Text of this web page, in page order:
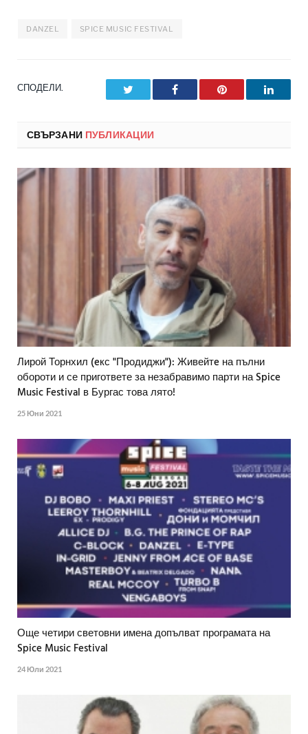
DANZEL SPICE MUSIC FESTIVAL
СПОДЕЛИ. Facebook Pinterest
СВЪРЗАНИ ПУБЛИКАЦИИ
Лирой Торнхил (eкс "Продиджи"): Живейтe на пълни
обороти и се пригответе за незабравимо парти на Spice
Music Festival в Бургас това лято!
25 Юни 2021
Още четири световни имена допълват програмата на
Spice Music Festival
24 Юли 2021